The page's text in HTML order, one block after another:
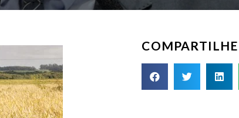
COMPARTILHE